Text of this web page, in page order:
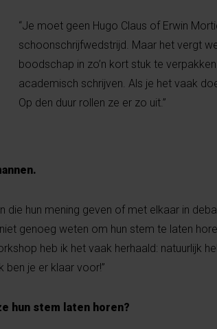
“Je moet geen Hugo Claus of Erwin
schoonschrijfwedstrijd. Maar het vergt
boodschap in zo’n kort stuk te
academisch schrijven. Als je het vaak
Op den duur rollen ze er zo uit.”
die hun mening geven of met elkaar in
genoeg weten om hun stem te laten
heb ik het vaak herhaald: natuurlijk
ben je er klaar voor!”
hun stem laten horen?